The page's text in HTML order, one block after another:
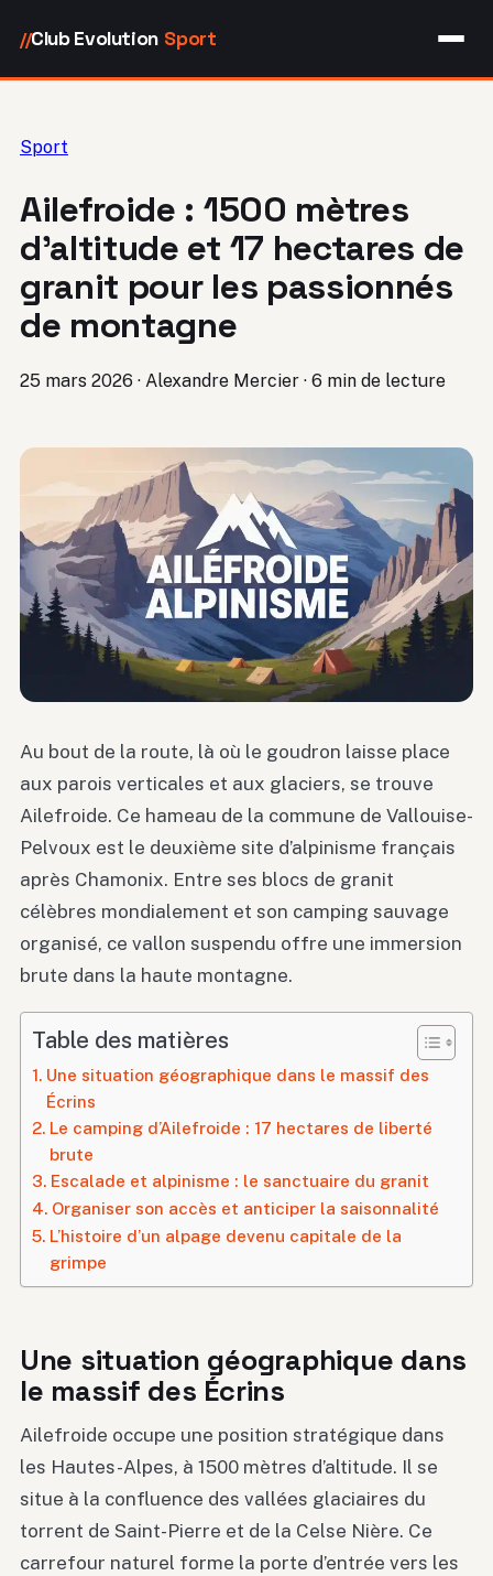
//Club Evolution Sport
Sport
Ailefroide : 1500 mètres
d’altitude et 17 hectares de
granit pour les passionnés
de montagne
25 mars 2026 · Alexandre Mercier · 6 min de lecture
Au bout de la route, là où le goudron laisse place
aux parois verticales et aux glaciers, se trouve
Ailefroide. Ce hameau de la commune de Vallouise-
Pelvoux est le deuxième site d’alpinisme français
après Chamonix. Entre ses blocs de granit
célèbres mondialement et son camping sauvage
organisé, ce vallon suspendu offre une immersion
brute dans la haute montagne.
Table des matières
Une situation géographique dans le massif des
Écrins
Le camping d’Ailefroide : 17 hectares de liberté
brute
Escalade et alpinisme : le sanctuaire du granit
Organiser son accès et anticiper la saisonnalité
L’histoire d’un alpage devenu capitale de la
grimpe
Une situation géographique dans
le massif des Écrins
Ailefroide occupe une position stratégique dans
les Hautes-Alpes, à 1500 mètres d’altitude. Il se
situe à la confluence des vallées glaciaires du
torrent de Saint-Pierre et de la Celse Nière. Ce
carrefour naturel forme la porte d’entrée vers les